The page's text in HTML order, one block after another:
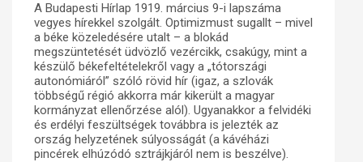
Utókor és emlékezet
Adatbázis
Emlékművek (feltöltés alatt)
Menekültek
Visszhang
Publikációk
Kapcsolat
Trianon-kommentár
Dokumentumok
A Budapesti Hírlap 1919. március 9-i lapszáma
vegyes hírekkel szolgált. Optimizmust sugallt – mivel
a béke közeledésére utalt – a blokád
megszüntetését üdvözlő vezércikk, csakúgy, mint a
készülő békefeltételekről vagy a „tótországi
autonómiáról” szóló rövid hír (igaz, a szlovák
többségű régió akkorra már kikerült a magyar
kormányzat ellenőrzése alól). Ugyanakkor a felvidéki
és erdélyi feszültségek továbbra is jelezték az
ország helyzetének súlyosságát (a kávéházi
pincérek elhúzódó sztrájkjáról nem is beszélve).